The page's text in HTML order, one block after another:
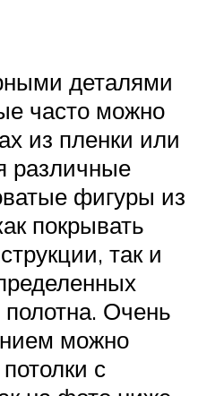
деталями
часто можно
из пленки или
различные
фигуры из
покрывать
так и
полотна. Очень
можно
с